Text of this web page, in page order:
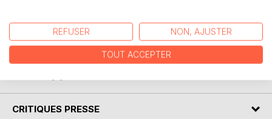
autant que des teintes sombres : les deux ennemis, par
exemple, est un vrai chef-d'oeuvre d'émotion évangélique.
CRITIQUES PRESSE
REFUSER NON, AJUSTER
TOUT ACCEPTER